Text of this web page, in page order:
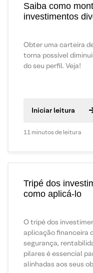
Saiba como
investimentos
Obter uma carteira
torna possível
do seu perfil. Veja!
Iniciar leitura
11 minutos de leitura
Tripé dos
como aplicá-lo
O tripé dos
aplicação financeira
segurança,
pilares é essencial
alinhadas aos seus